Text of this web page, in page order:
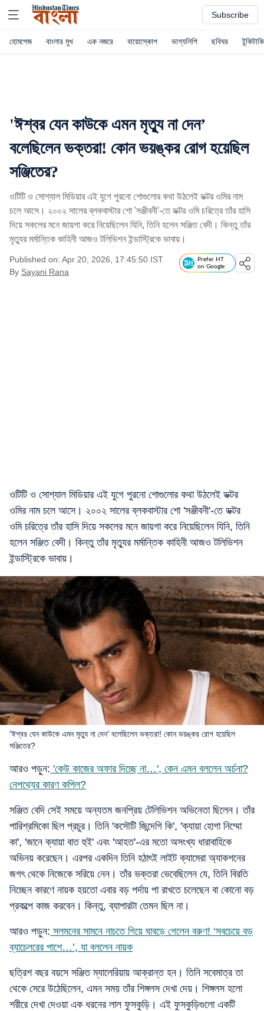
Subscribe
হোমপেজ বাংলার মুখ এক নজরে বায়োস্কোপ ভাগ্যলিপি ছবিঘর টুকিটাকি
'ঈশ্বর যেন কাউকে এমন মৃত্যু না দেন’
বলেছিলেন ভক্তরা! কোন ভয়ঙ্কর রোগ হয়েছিল
সঞ্জিতের?
ওটিটি ও সোশ্যাল মিডিয়ার এই যুগে পুরনো শোগুলোর কথা উঠলেই ডক্টর ওমির নাম
চলে আসে। ২০০২ সালের ব্লকবাস্টার শো 'সঞ্জীবনী'-তে ডক্টর ওমি চরিত্রে তাঁর হাসি
দিয়ে সকলের মনে জায়গা করে নিয়েছিলেন যিনি, তিনি হলেন সঞ্জিত বেদী। কিন্তু তাঁর
মৃত্যুর মর্মান্তিক কাহিনী আজও টলিভিশন ইন্ডাস্ট্রিকে ভাবায়।
Published on: Apr 20, 2026, 17:45:50 IST
By Sayani Rana
Prefer HT
on Google
ওটিটি ও সোশ্যাল মিডিয়ার এই যুগে পুরনো শোগুলোর কথা উঠলেই ডক্টর
ওমির নাম চলে আসে। ২০০২ সালের ব্লকবাস্টার শো 'সঞ্জীবনী'-তে ডক্টর
ওমি চরিত্রে তাঁর হাসি দিয়ে সকলের মনে জায়গা করে নিয়েছিলেন যিনি, তিনি
হলেন সঞ্জিত বেদী। কিন্তু তাঁর মৃত্যুর মর্মান্তিক কাহিনী আজও টলিভিশন
ইন্ডাস্ট্রিকে ভাবায়।
'ঈশ্বর যেন কাউকে এমন মৃত্যু না দেন’ বলেছিলেন ভক্তরা! কোন ভয়ঙ্কর রোগ হয়েছিল
সঞ্জিতের?
আরও পড়ুন: 'কেউ কাজের অফার দিচ্ছে না…', কেন এমন বললেন অর্চনা?
নেপথ্যের কারণ কপিল?
সঞ্জিত বেদি সেই সময়ে অন্যতম জনপ্রিয় টেলিভিশন অভিনেতা ছিলেন। তাঁর
পারিশ্রমিকো ছিল প্রচুর। তিনি 'কসৌটি জিন্দেগি কি', 'ক্যায়া হোগা নিম্মো
কা', 'জানে ক্যায়া বাত হুই' এবং 'আহত'-এর মতো অসংখ্য ধারাবাহিকে
অভিনয় করেছেন। এরপর একদিন তিনি হঠাৎই লাইট ক্যামেরা অ্যাকশনের
জগৎ থেকে নিজেকে সরিয়ে নেন। তাঁর ভক্তরা ভেবেছিলেন যে, তিনি বিরতি
নিচ্ছেন কারণে নায়ক হয়তো এবার বড় পর্দায় পা রাখতে চলেছেন বা কোনো বড়
প্রকল্পে কাজ করবেন। কিন্তু, ব্যাপারটা তেমন ছিল না।
আরও পড়ুন: সলমনের সামনে নাচতে গিয়ে ঘাবড়ে গেলেন বরুণ! ‘সবচেয়ে বড়
ব্যাচেলরের পাশে…’, যা বললেন নায়ক
ছত্রিশ বছর বয়সে সঞ্জিত ম্যালেরিয়ায় আক্রান্ত হন। তিনি সবেমাত্র তা
থেকে সেরে উঠেছিলেন, এমন সময় তাঁর শিঙ্গলস দেখা দেয়। শিঙ্গলস হলো
শরীরে দেখা দেওয়া এক ধরনের লাল ফুসকুড়ি। এই ফুসকুড়িগুলো একটি